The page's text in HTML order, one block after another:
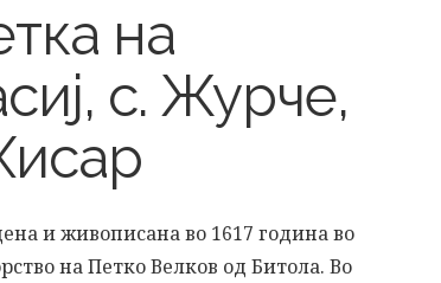
на
с. Журче,
и живописана во 1617 година во
на Петко Велков од Битола. Во